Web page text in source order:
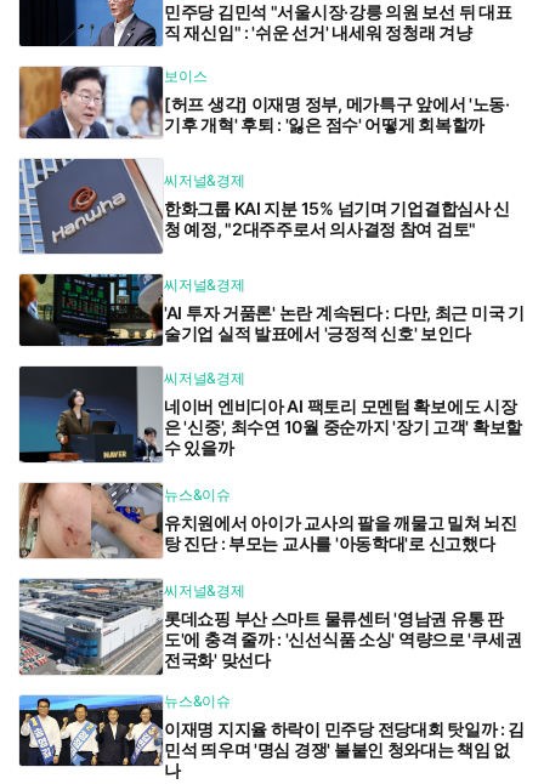
민주당 김민석 "서울시장·강릉 의원 보선 뒤 대표
직 재신임" : '쉬운 선거' 내세워 정청래 겨냥
보이스
[허프 생각] 이재명 정부, 메가특구 앞에서 '노동·
기후 개혁' 후퇴 : '잃은 점수' 어떻게 회복할까
씨저널&경제
한화그룹 KAI 지분 15% 넘기며 기업결합심사 신
청 예정, "2대주주로서 의사결정 참여 검토"
씨저널&경제
'AI 투자 거품론' 논란 계속된다 : 다만, 최근 미국 기
술기업 실적 발표에서 '긍정적 신호' 보인다
씨저널&경제
네이버 엔비디아 AI 팩토리 모멘텀 확보에도 시장
은 '신중', 최수연 10월 중순까지 '장기 고객' 확보할
수 있을까
뉴스&이슈
유치원에서 아이가 교사의 팔을 깨물고 밀쳐 뇌진
탕 진단 : 부모는 교사를 '아동학대'로 신고했다
씨저널&경제
롯데쇼핑 부산 스마트 물류센터 '영남권 유통 판
도'에 충격 줄까 : '신선식품 소싱' 역량으로 '쿠세권
전국화' 맞선다
뉴스&이슈
이재명 지지율 하락이 민주당 전당대회 탓일까 : 김
민석 띄우며 '명심 경쟁' 불붙인 청와대는 책임 없
나